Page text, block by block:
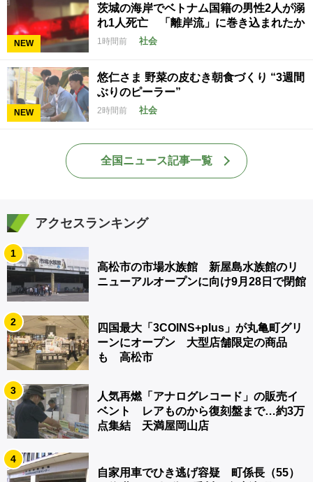
NEW
茨城の海岸でベトナム国籍の男性2人が溺
れ1人死亡 「離岸流」に巻き込まれたか
1時間前 社会
NEW
悠仁さま 野菜の皮むき朝食づくり “3週間
ぶりのピーラー”
2時間前 社会
全国ニュース記事一覧
アクセスランキング
1
高松市の市場水族館 新屋島水族館のリ
ニューアルオープンに向け9月28日で閉館
2
四国最大「3COINS+plus」が丸亀町グリ
ーンにオープン 大型店舗限定の商品
も 高松市
3
人気再燃「アナログレコード」の販売イ
ベント レアものから復刻盤まで…約3万
点集結 天満屋岡山店
4
自家用車でひき逃げ容疑 町係長（55）